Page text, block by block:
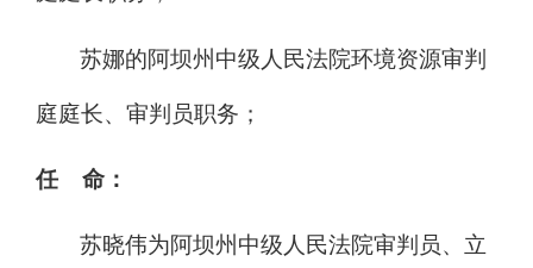
苏娜的阿坝州中级人民法院环境资源审判
庭庭长、审判员职务；
任 命：
苏晓伟为阿坝州中级人民法院审判员、立